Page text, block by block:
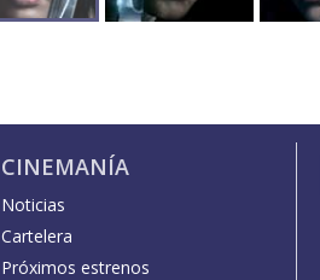
CINEMANÍA
Noticias
Cartelera
Próximos estrenos